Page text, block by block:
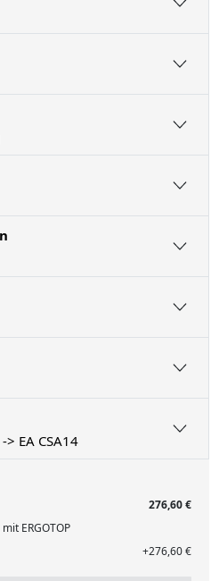
EA CSA14
276,60 €
ERGOTOP
+276,60 €